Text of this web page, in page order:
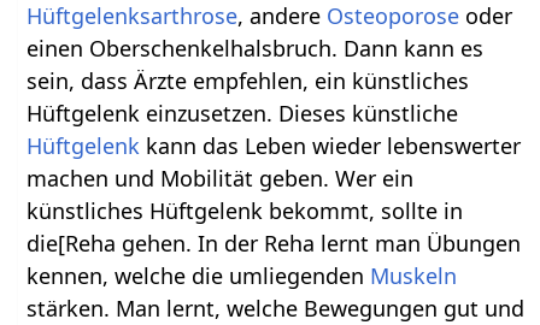
Hüftgelenksarthrose, andere Osteoporose oder
einen Oberschenkelhalsbruch. Dann kann es
sein, dass Ärzte empfehlen, ein künstliches
Hüftgelenk einzusetzen. Dieses künstliche
Hüftgelenk kann das Leben wieder lebenswerter
machen und Mobilität geben. Wer ein
künstliches Hüftgelenk bekommt, sollte in
die[Reha gehen. In der Reha lernt man Übungen
kennen, welche die umliegenden Muskeln
stärken. Man lernt, welche Bewegungen gut und